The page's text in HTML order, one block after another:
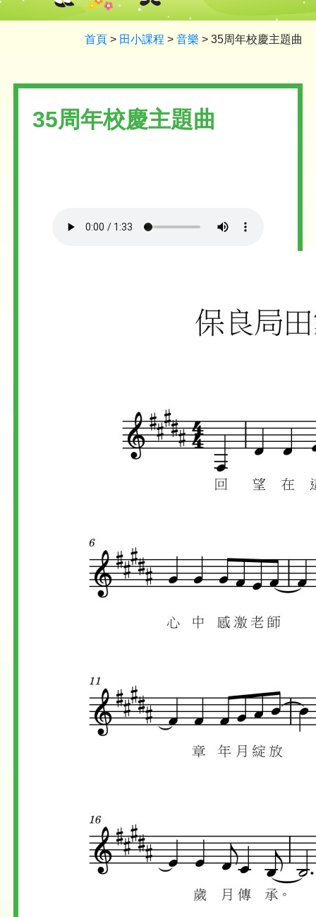
首頁 > 田小課程 > 音樂 > 35周年校慶主題曲
35周年校慶主題曲